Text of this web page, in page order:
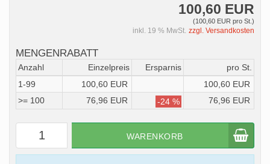
100,60 EUR
(100,60 EUR pro St.)
inkl. 19 % MwSt. zzgl. Versandkosten
MENGENRABATT
Anzahl Einzelpreis Ersparnis
pro St.
1-99
100,60 EUR
100,60 EUR
>= 100
76,96 EUR -24 % 76,96 EUR
WARENKORB